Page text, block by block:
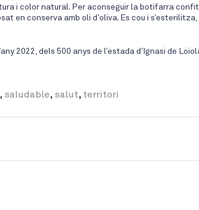
i color natural. Per aconseguir la botifarra
en conserva amb oli d’oliva. Es cou i
2022, dels 500 anys de l’estada d’Ignasi de
, saludable, salut, territori